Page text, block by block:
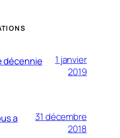
décennie
1 janvier
2019
a
31 décembre
2018